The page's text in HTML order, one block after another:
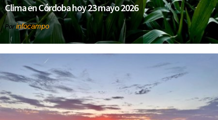
Clima en Córdoba hoy 23 mayo 2026
Por infocampo